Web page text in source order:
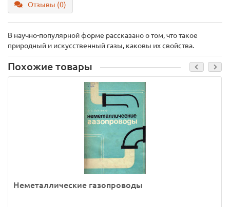
Отзывы (0)
В научно-популярной форме рассказано о том, что такое
природный и искусственный газы, каковы их свойства.
Похожие товары
Неметаллические газопроводы